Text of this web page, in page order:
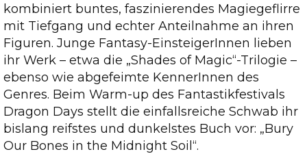
kombiniert buntes, faszinierendes Magiegeflirre
mit Tiefgang und echter Anteilnahme an ihren
Figuren. Junge Fantasy-EinsteigerInnen lieben
ihr Werk – etwa die „Shades of Magic“-Trilogie –
ebenso wie abgefeimte KennerInnen des
Genres. Beim Warm-up des Fantastikfestivals
Dragon Days stellt die einfallsreiche Schwab ihr
bislang reifstes und dunkelstes Buch vor: „Bury
Our Bones in the Midnight Soil“.